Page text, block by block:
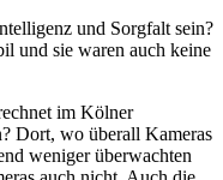
und Sorgfalt sein?
und sie waren auch keine
im Kölner
Dort, wo überall Kameras
weniger überwachten